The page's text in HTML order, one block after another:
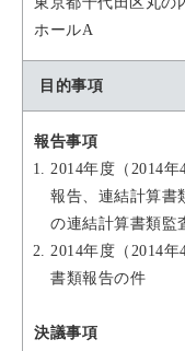
ホールA
目的事項
報告事項
2014年度（2014
報告、連結計算書
の連結計算書類監
2014年度（2014
書類報告の件
決議事項